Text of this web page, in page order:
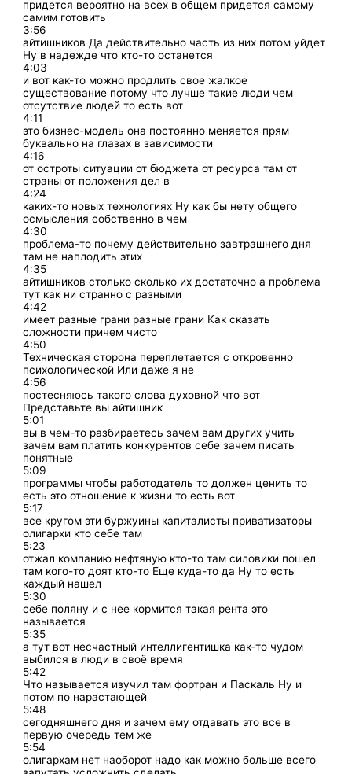
придется вероятно на всех в общем придется самому
самим готовить
3:56
айтишников Да действительно часть из них потом уйдет
Ну в надежде что кто-то останется
4:03
и вот как-то можно продлить свое жалкое
существование потому что лучше такие люди чем
отсутствие людей то есть вот
4:11
это бизнес-модель она постоянно меняется прям
буквально на глазах в зависимости
4:16
от остроты ситуации от бюджета от ресурса там от
страны от положения дел в
4:24
каких-то новых технологиях Ну как бы нету общего
осмысления собственно в чем
4:30
проблема-то почему действительно завтрашнего дня
там не наплодить этих
4:35
айтишников столько сколько их достаточно а проблема
тут как ни странно с разными
4:42
имеет разные грани разные грани Как сказать
сложности причем чисто
4:50
Техническая сторона переплетается с откровенно
психологической Или даже я не
4:56
постесняюсь такого слова духовной что вот
Представьте вы айтишник
5:01
вы в чем-то разбираетесь зачем вам других учить
зачем вам платить конкурентов себе зачем писать
понятные
5:09
программы чтобы работодатель то должен ценить то
есть это отношение к жизни то есть вот
5:17
все кругом эти буржуины капиталисты приватизаторы
олигархи кто себе там
5:23
отжал компанию нефтяную кто-то там силовики пошел
там кого-то доят кто-то Еще куда-то да Ну то есть
каждый нашел
5:30
себе поляну и с нее кормится такая рента это
называется
5:35
а тут вот несчастный интеллигентишка как-то чудом
выбился в люди в своё время
5:42
Что называется изучил там фортран и Паскаль Ну и
потом по нарастающей
5:48
сегодняшнего дня и зачем ему отдавать это все в
первую очередь тем же
5:54
олигархам нет наоборот надо как можно больше всего